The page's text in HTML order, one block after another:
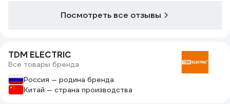
Посмотреть все отзывы
TDM ELECTRIC
Все товары бренда
Россия — родина бренда
Китай — страна производства